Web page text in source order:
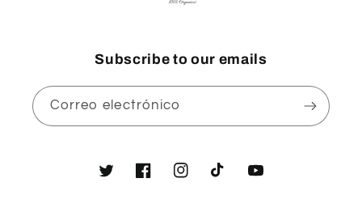
Subscribe to our emails
Correo electrónico
TwitterFacebookInstagramTikTok YouTube